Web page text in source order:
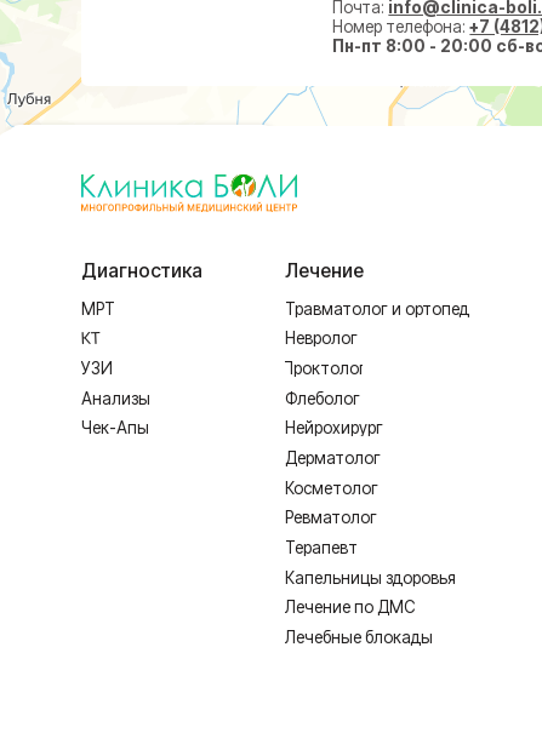
ИМЕЮТСЯ
Лицензия Л041-01128-67/00331765 от 28.05.2019 г. и Л041-
КТ
Невролог
Проктолог
Дерматолог
Терапевт
Капельницы здоровья
Лечение по ДМС
На
По